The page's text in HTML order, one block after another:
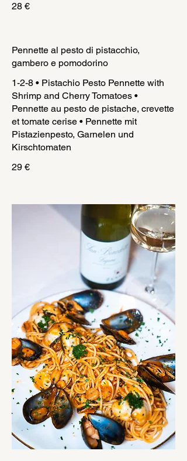
28 €
Pennette al pesto di pistacchio,
gambero e pomodorino
1-2-8 • Pistachio Pesto Pennette with
Shrimp and Cherry Tomatoes •
Pennette au pesto de pistache, crevette
et tomate cerise • Pennette mit
Pistazienpesto, Garnelen und
Kirschtomaten
29 €